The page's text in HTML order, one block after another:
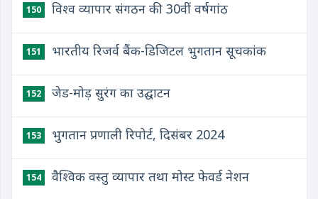
150 विश्व व्यापार संगठन की 30वीं वर्षगांठ
151 भारतीय रिजर्व बैंक-डिजिटल भुगतान सूचकांक
152 जेड-मोड़ सुरंग का उद्घाटन
153 भुगतान प्रणाली रिपोर्ट, दिसंबर 2024
154 वैश्विक वस्तु व्यापार तथा मोस्ट फेवर्ड नेशन